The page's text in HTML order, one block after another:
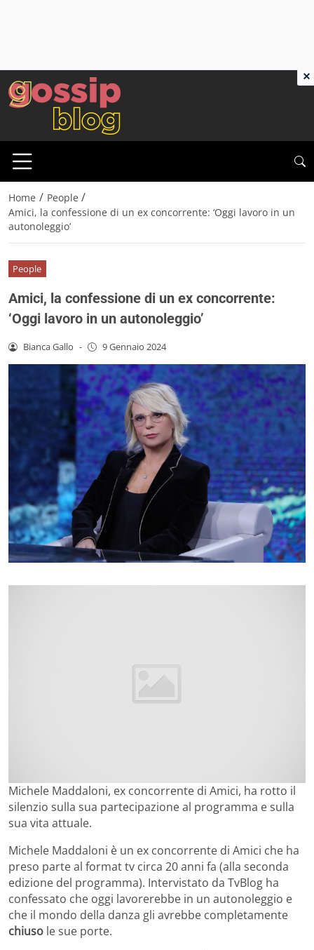
Home / People /
Amici, la confessione di un ex concorrente: ‘Oggi lavoro in un
autonoleggio’
People
Amici, la confessione di un ex concorrente:
‘Oggi lavoro in un autonoleggio’
Bianca Gallo - 9 Gennaio 2024
Michele Maddaloni, ex concorrente di Amici, ha rotto il
silenzio sulla sua partecipazione al programma e sulla
sua vita attuale.
Michele Maddaloni è un ex concorrente di Amici che ha
preso parte al format tv circa 20 anni fa (alla seconda
edizione del programma). Intervistato da TvBlog ha
confessato che oggi lavorerebbe in un autonoleggio e
che il mondo della danza gli avrebbe completamente
chiuso le sue porte.
×